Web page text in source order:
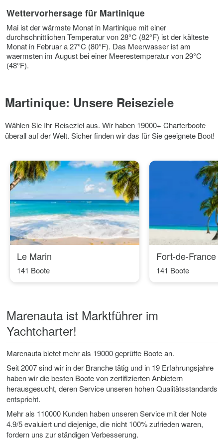
Wettervorhersage für Martinique
Mai ist der wärmste Monat in Martinique mit einer
durchschnittlichen Temperatur von 28°C (82°F) ist der kälteste
Monat in Februar a 27°C (80°F). Das Meerwasser ist am
waermsten im August bei einer Meerestemperatur von 29°C
(48°F).
Martinique: Unsere Reiseziele
Wählen Sie Ihr Reiseziel aus. Wir haben 19000+ Charterboote
überall auf der Welt. Sicher finden wir das für Sie geeignete Boot!
Le Marin
141 Boote
Fort-de-France
141 Boote
Marenauta ist Marktführer im
Yachtcharter!
Marenauta bietet mehr als 19000 geprüfte Boote an.
Seit 2007 sind wir in der Branche tätig und in 19 Erfahrungsjahre
haben wir die besten Boote von zertifizierten Anbietern
herausgesucht, deren Service unseren hohen Qualitätsstandards
entspricht.
Mehr als 110000 Kunden haben unseren Service mit der Note
4.9/5 evaluiert und diejenige, die nicht 100% zufrieden waren,
fordern uns zur ständigen Verbesserung.